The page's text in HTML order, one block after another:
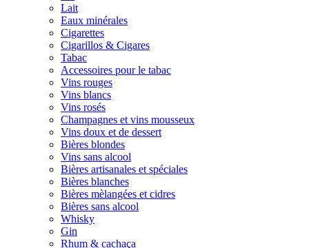
Lait
Eaux minérales
Cigarettes
Cigarillos & Cigares
Tabac
Accessoires pour le tabac
Vins rouges
Vins blancs
Vins rosés
Champagnes et vins mousseux
Vins doux et de dessert
Bières blondes
Vins sans alcool
Bières artisanales et spéciales
Bières blanches
Bières mèlangées et cidres
Bières sans alcool
Whisky
Gin
Rhum & cachaça